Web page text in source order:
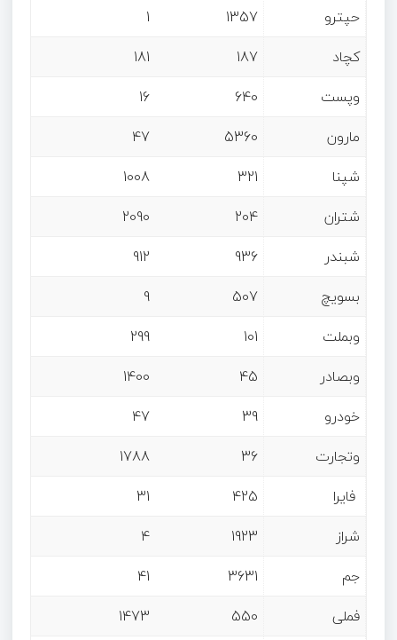
حپترو
1357
1
کچاد
187
181
وپست
640
16
مارون
5360
47
شپنا
321
1008
شتران
204
2090
شبندر
936
912
بسویچ
507
9
وبملت
101
299
وبصادر
45
1400
خودرو
39
47
وتجارت
36
1788
فایرا
425
31
شراز
1923
4
جم
3631
41
فملی
550
1473